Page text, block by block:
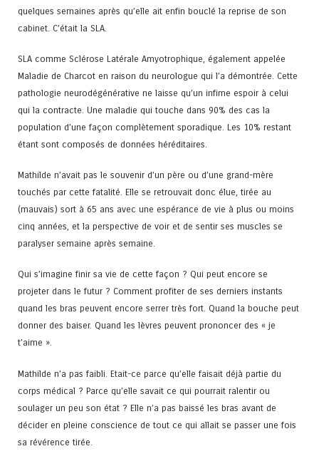
quelques semaines après qu’elle ait enfin bouclé la reprise de son
cabinet. C’était la SLA.
SLA comme Sclérose Latérale Amyotrophique, également appelée
Maladie de Charcot en raison du neurologue qui l’a démontrée. Cette
pathologie neurodégénérative ne laisse qu’un infime espoir à celui
qui la contracte. Une maladie qui touche dans 90% des cas la
population d’une façon complètement sporadique. Les 10% restant
étant sont composés de données héréditaires.
Mathilde n’avait pas le souvenir d’un père ou d’une grand-mère
touchés par cette fatalité. Elle se retrouvait donc élue, tirée au
(mauvais) sort à 65 ans avec une espérance de vie à plus ou moins
cinq années, et la perspective de voir et de sentir ses muscles se
paralyser semaine après semaine.
Qui s’imagine finir sa vie de cette façon ? Qui peut encore se
projeter dans le futur ? Comment profiter de ses derniers instants
quand les bras peuvent encore serrer très fort. Quand la bouche peut
donner des baiser. Quand les lèvres peuvent prononcer des « je
t’aime ».
Mathilde n’a pas faibli. Etait-ce parce qu’elle faisait déjà partie du
corps médical ? Parce qu’elle savait ce qui pourrait ralentir ou
soulager un peu son état ? Elle n’a pas baissé les bras avant de
décider en pleine conscience de tout ce qui allait se passer une fois
sa révérence tirée.